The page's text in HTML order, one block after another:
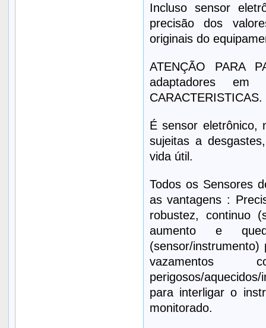
Incluso sensor
precisão dos
originais do
ATENÇÃO PARA
adaptadores
CARACTERISTICAS.
É sensor eletrônico,
sujeitas a
vida útil.
Todos os Sensores
as vantagens :
robustez, continuo
aumento e
(sensor/
perigosos/
para interligar o
monitorado.